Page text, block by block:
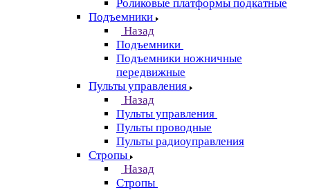
Роликовые платформы подкатные
Подъемники
Назад
Подъемники
Подъемники ножничные
передвижные
Пульты управления
Назад
Пульты управления
Пульты проводные
Пульты радиоуправления
Стропы
Назад
Стропы